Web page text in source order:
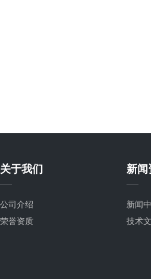
关于我们
公司介绍
荣誉资质
新闻
新闻
技术